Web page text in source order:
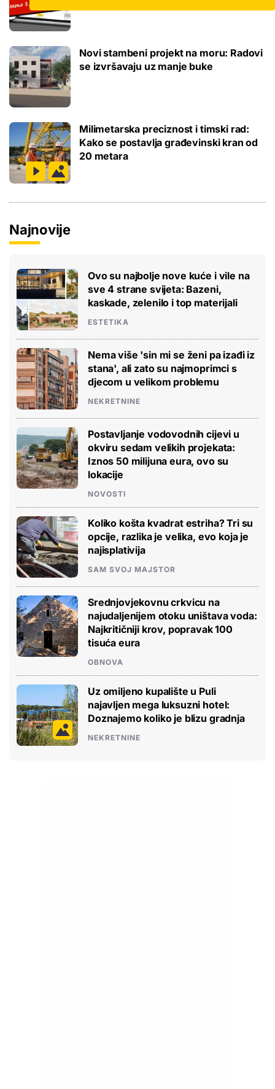
Novi stambeni projekt na moru: Radovi
se izvršavaju uz manje buke
Milimetarska preciznost i timski rad:
Kako se postavlja građevinski kran od
20 metara
Najnovije
Ovo su najbolje nove kuće i vile na
sve 4 strane svijeta: Bazeni,
kaskade, zelenilo i top materijali
ESTETIKA
Nema više 'sin mi se ženi pa izađi iz
stana', ali zato su najmoprimci s
djecom u velikom problemu
NEKRETNINE
Postavljanje vodovodnih cijevi u
okviru sedam velikih projekata:
Iznos 50 milijuna eura, ovo su
lokacije
NOVOSTI
Koliko košta kvadrat estriha? Tri su
opcije, razlika je velika, evo koja je
najisplativija
SAM SVOJ MAJSTOR
Srednjovjekovnu crkvicu na
najudaljenijem otoku uništava voda:
Najkritičniji krov, popravak 100
tisuća eura
OBNOVA
Uz omiljeno kupalište u Puli
najavljen mega luksuzni hotel:
Doznajemo koliko je blizu gradnja
NEKRETNINE